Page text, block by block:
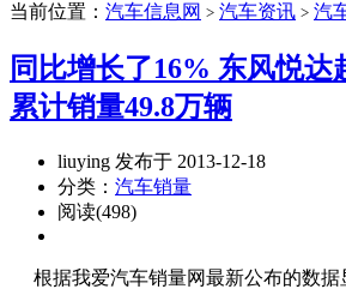
当前位置： 汽车信息网 > 汽车资讯 > 汽
同比增长了16% 东风悦达
累计销量49.8万辆
liuying 发布于 2013-12-18
分类： 汽车销量
阅读(498)
根据我爱汽车销量网最新公布的数据